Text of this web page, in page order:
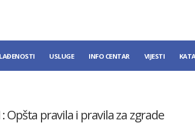
USLUGE INFO CENTAR VIJESTI
pravila i pravila za zgrade